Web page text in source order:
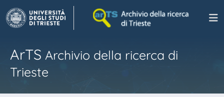
ArTS Archivio della ricerca di
Trieste